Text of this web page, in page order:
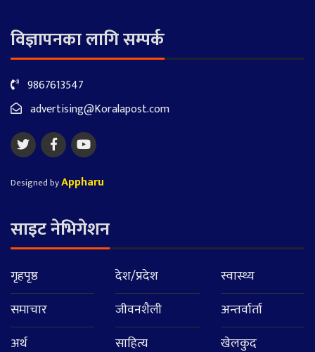
विज्ञापनका लागि सम्पर्क
9867613547
advertising@Koralapost.com
Designed byAppharu
साइट नेभिगेशन
गृहपृष्ठ
समाचार
अर्थ
देश/प्रदेश
जीवनशैली
साहित्य
स्वास्थ्य
अन्तर्वार्ता
खेलकुद